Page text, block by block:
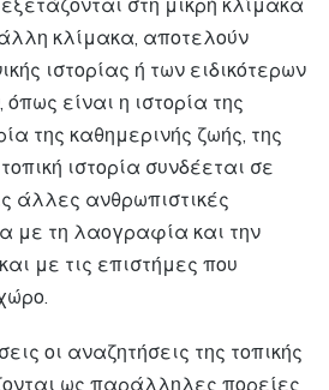
στη μικρή κλίμακα
κλίμακα, αποτελούν
ιστορίας ή των ειδικότερων
είναι η ιστορία της
της καθημερινής ζωής, της
ιστορία συνδέεται σε
άλλες ανθρωπιστικές
με τη λαογραφία και την
με τις επιστήμες που
οι αναζητήσεις της τοπικής